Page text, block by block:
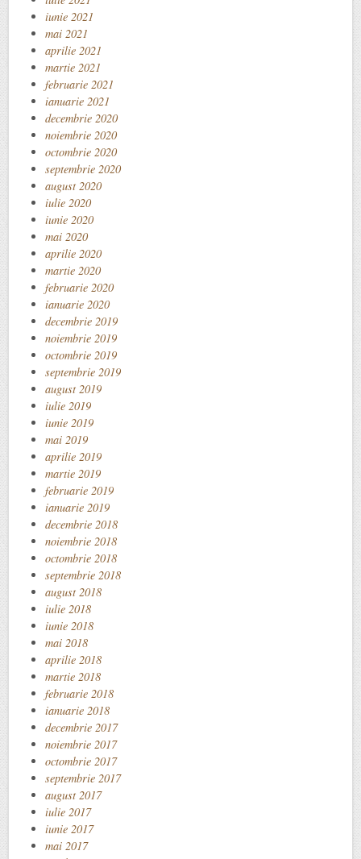
iunie 2021
mai 2021
aprilie 2021
martie 2021
februarie 2021
ianuarie 2021
decembrie 2020
noiembrie 2020
octombrie 2020
septembrie 2020
august 2020
iulie 2020
iunie 2020
mai 2020
aprilie 2020
martie 2020
februarie 2020
ianuarie 2020
decembrie 2019
noiembrie 2019
octombrie 2019
septembrie 2019
august 2019
iulie 2019
iunie 2019
mai 2019
aprilie 2019
martie 2019
februarie 2019
ianuarie 2019
decembrie 2018
noiembrie 2018
octombrie 2018
septembrie 2018
august 2018
iulie 2018
iunie 2018
mai 2018
aprilie 2018
martie 2018
februarie 2018
ianuarie 2018
decembrie 2017
noiembrie 2017
octombrie 2017
septembrie 2017
august 2017
iulie 2017
iunie 2017
mai 2017